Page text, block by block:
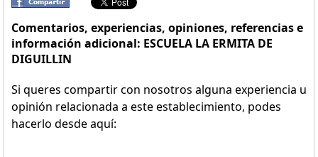
Comentarios, experiencias, opiniones, referencias e
información adicional: ESCUELA LA ERMITA DE
DIGUILLIN
Si queres compartir con nosotros alguna experiencia u
opinión relacionada a este establecimiento, podes
hacerlo desde aquí: